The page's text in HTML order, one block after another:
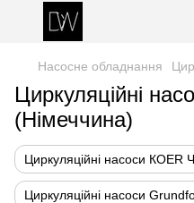
Насосне обладнання
Циркуляційні
(Німеччина)
Циркуляційні насоси КOER
Циркуляційні насоси